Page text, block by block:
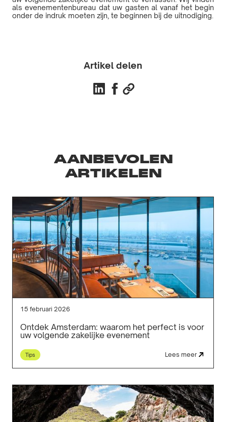
als evenementenbureau dat uw gasten al vanaf het begin
onder de indruk moeten zijn, te beginnen bij de uitnodiging.
Artikel delen
AANBEVOLEN
ARTIKELEN
15 februari 2026
Ontdek Amsterdam: waarom het perfect is voor
uw volgende zakelijke evenement
Tips Lees meer